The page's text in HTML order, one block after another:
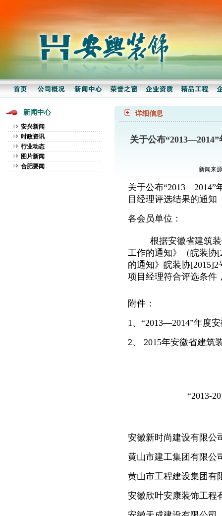
新闻中心
安兴新闻
时政资讯
行业动态
图片新闻
合肥要闻
详细信息
关于公布
新闻来
关于公布“2013—2014”
目经理评选结果的通知
各会员单位：
根据安徽省建筑装
工作的通知》（皖装协
的通知》 皖装协
项目经理符合评选条件
附件：
1、“2013—2014”年度
2、 2015年安徽省建筑
“2013-2014”年
安徽新时尚建设有限公
黄山市建工集团有限公
黄山市工程建设集团有
安徽欣叶安康装饰工程